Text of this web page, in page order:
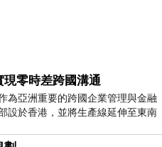
零時差跨國溝通
為亞洲重要的跨國企業管理與金融
設於香港，並將生產線延伸至東南